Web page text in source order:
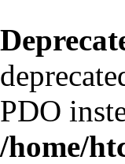
PDO
/home/